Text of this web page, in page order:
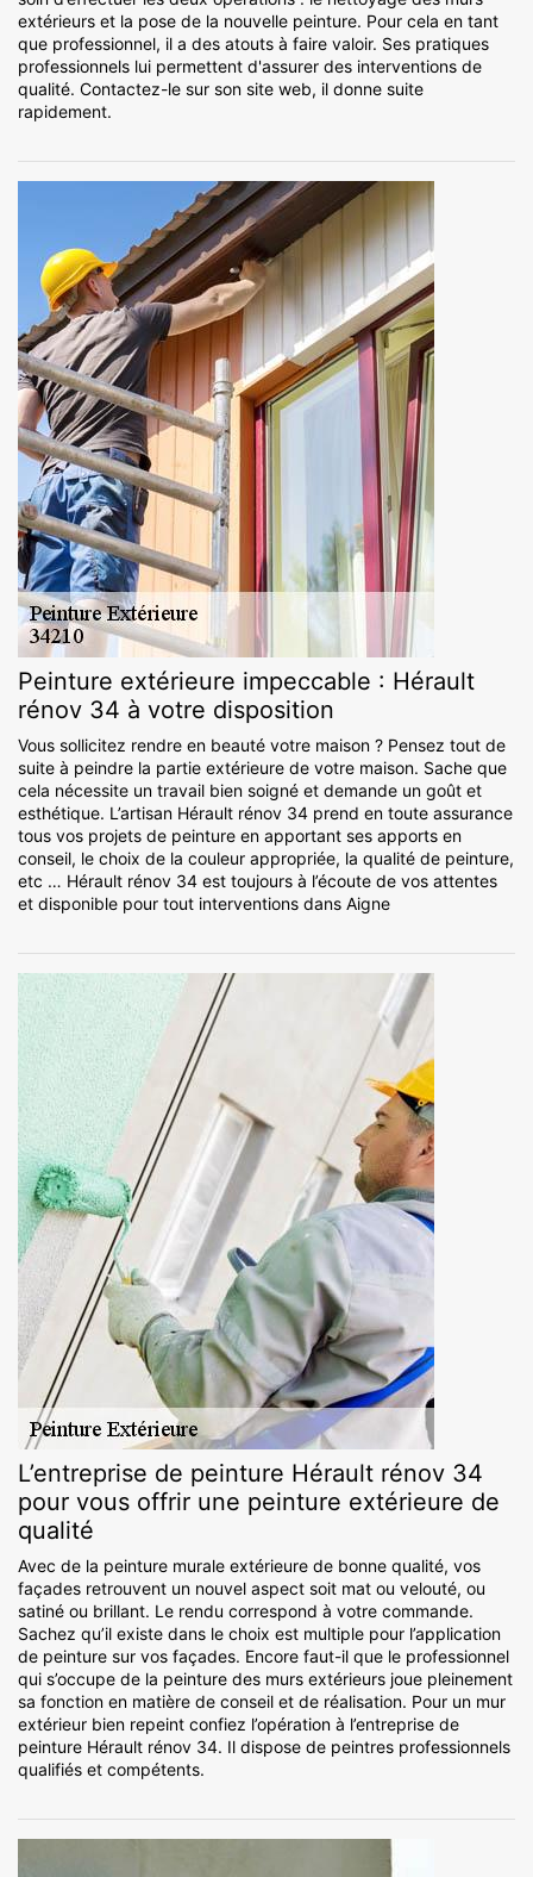
extérieurs et la pose de la nouvelle peinture. Pour cela en tant
que professionnel, il a des atouts à faire valoir. Ses pratiques
professionnels lui permettent d'assurer des interventions de
qualité. Contactez-le sur son site web, il donne suite
rapidement.
Peinture extérieure impeccable : Hérault
rénov 34 à votre disposition
Vous sollicitez rendre en beauté votre maison ? Pensez tout de
suite à peindre la partie extérieure de votre maison. Sache que
cela nécessite un travail bien soigné et demande un goût et
esthétique. L’artisan Hérault rénov 34 prend en toute assurance
tous vos projets de peinture en apportant ses apports en
conseil, le choix de la couleur appropriée, la qualité de peinture,
etc … Hérault rénov 34 est toujours à l’écoute de vos attentes
et disponible pour tout interventions dans Aigne
L’entreprise de peinture Hérault rénov 34
pour vous offrir une peinture extérieure de
qualité
Avec de la peinture murale extérieure de bonne qualité, vos
façades retrouvent un nouvel aspect soit mat ou velouté, ou
satiné ou brillant. Le rendu correspond à votre commande.
Sachez qu’il existe dans le choix est multiple pour l’application
de peinture sur vos façades. Encore faut-il que le professionnel
qui s’occupe de la peinture des murs extérieurs joue pleinement
sa fonction en matière de conseil et de réalisation. Pour un mur
extérieur bien repeint confiez l’opération à l’entreprise de
peinture Hérault rénov 34. Il dispose de peintres professionnels
qualifiés et compétents.